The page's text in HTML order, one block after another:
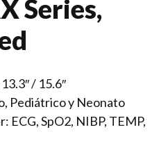
Series,
/ 15.6″
Pediátrico y Neonato
ECG, SpO2, NIBP, TEMP,